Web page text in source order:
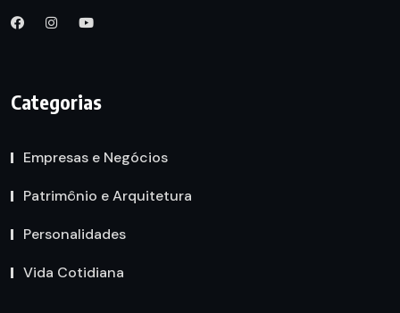
Categorias
Empresas e Negócios
Patrimônio e Arquitetura
Personalidades
Vida Cotidiana